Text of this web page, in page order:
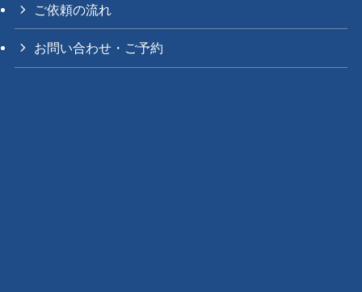
ご依頼の流れ
お問い合わせ・ご予約